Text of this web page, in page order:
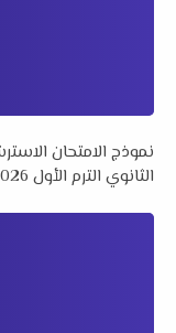
نموذج الامتحان
الثانوي الترم الأول 2026 لتوجيه سوهاج